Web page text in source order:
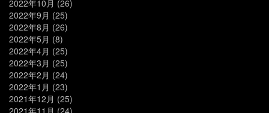
2022年10月 (26)
2022年9月 (25)
2022年8月 (26)
2022年5月 (8)
2022年4月 (25)
2022年3月 (25)
2022年2月 (24)
2022年1月 (23)
2021年12月 (25)